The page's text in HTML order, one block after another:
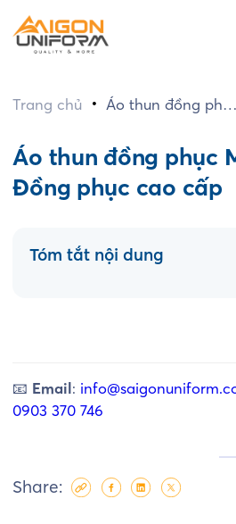
Trang chủ • Áo thun đồng phục
phục cao cấp
Áo thun đồng phục
Đồng phục cao cấp
Tóm tắt nội dung
📧 Email:
0903 370 746
Share: